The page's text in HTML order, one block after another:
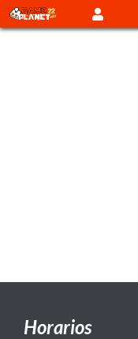
Horarios